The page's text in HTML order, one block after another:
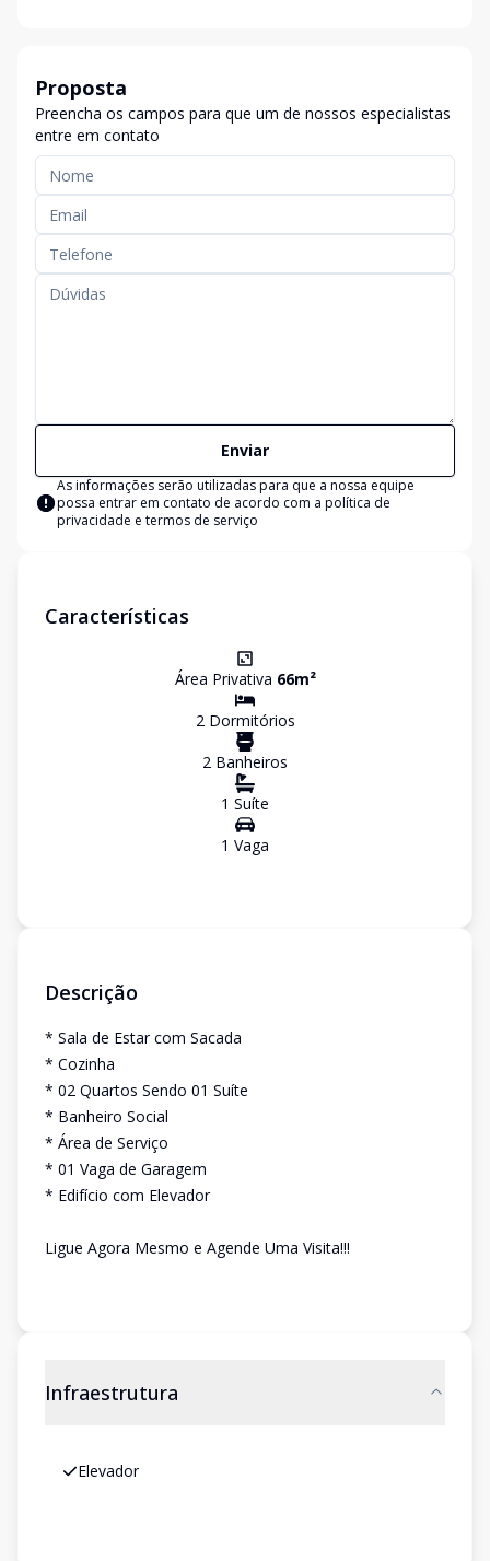
Proposta
Preencha os campos para que um de nossos especialistas
entre em contato
Enviar
As informações serão utilizadas para que a nossa equipe
possa entrar em contato de acordo com a política de
privacidade e termos de serviço
Características
Área Privativa 66m²
2Dormitórios
2 Banheiros
1 Suíte
1 Vaga
Descrição
* Sala de Estar com Sacada
* Cozinha
* 02 Quartos Sendo 01 Suíte
* Banheiro Social
* Área de Serviço
* 01 Vaga de Garagem
* Edifício com Elevador
Ligue Agora Mesmo e Agende Uma Visita!!!
Infraestrutura
Elevador